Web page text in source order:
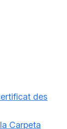
des
Carpeta